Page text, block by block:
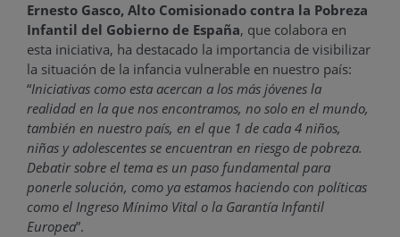
Ernesto Gasco, Alto Comisionado contra la Pobreza
Infantil del Gobierno de España, que colabora en
esta iniciativa, ha destacado la importancia de visibilizar
la situación de la infancia vulnerable en nuestro país:
“Iniciativas como esta acercan a los más jóvenes la
realidad en la que nos encontramos, no solo en el mundo,
también en nuestro país, en el que 1 de cada 4 niños,
niñas y adolescentes se encuentran en riesgo de pobreza.
Debatir sobre el tema es un paso fundamental para
ponerle solución, como ya estamos haciendo con políticas
como el Ingreso Mínimo Vital o la Garantía Infantil
Europea”.